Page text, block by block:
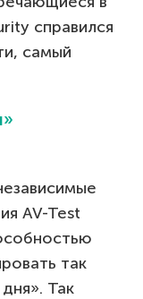
справился
самый
AV-Test
так
Так